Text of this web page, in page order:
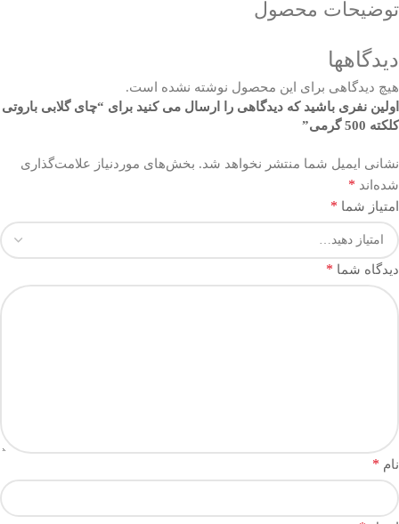
توضیحات محصول
دیدگاهها
هیچ دیدگاهی برای این محصول نوشته نشده است.
اولین نفری باشید که دیدگاهی را ارسال می کنید برای “چای گلابی باروتی
کلکته 500 گرمی”
نشانی ایمیل شما منتشر نخواهد شد. بخش‌های موردنیاز علامت‌گذاری
شده‌اند *
امتیاز شما *
دیدگاه شما *
نام *